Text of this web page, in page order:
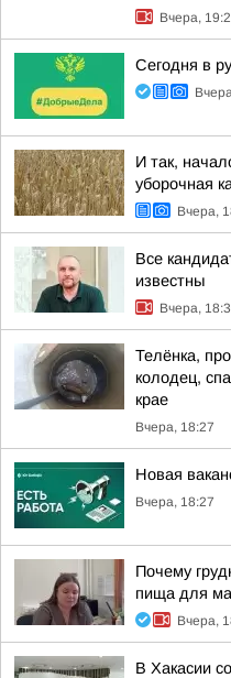
Вчера,
Сегодня в
И так,
уборочная
Вчера,
Все
известны
Вчера,
Телёнка,
колодец,
крае
Вчера, 18:27
Новая
Вчера, 18:27
Почему
пища для
Вчера,
В Хакасии